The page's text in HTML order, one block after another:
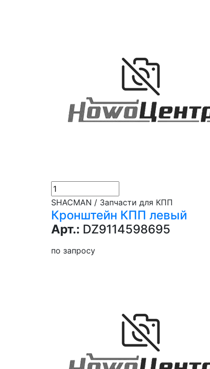
SHACMAN / Запчасти для КПП
Кронштейн КПП левый
Арт.: DZ9114598695
по запросу